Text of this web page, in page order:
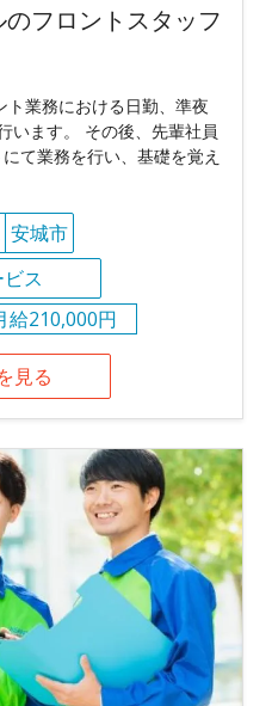
フロントスタッフ
ト業務における日勤、準夜
います。 その後、先輩社員
て業務を行い、基礎を覚え
安城市
ス
給210,000円
見る